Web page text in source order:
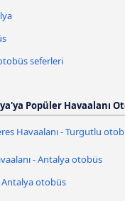
seferleri
Popüler Havaalanı
Havaalanı - Turgutlu
- Antalya otobüs
Antalya otobüs